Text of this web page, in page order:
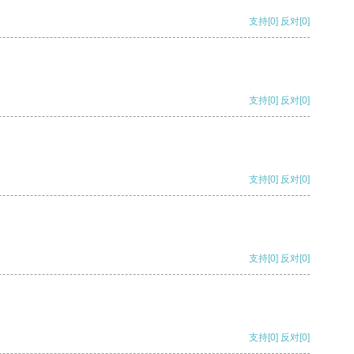
支持[0] 反对[0]
支持[0] 反对[0]
支持[0] 反对[0]
支持[0] 反对[0]
支持[0] 反对[0]